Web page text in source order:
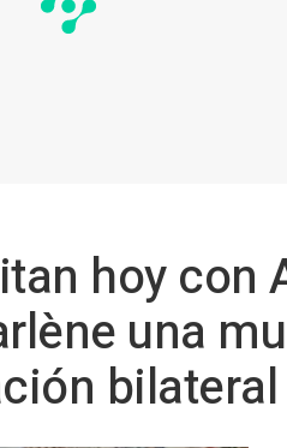
hoy con
una
bilateral